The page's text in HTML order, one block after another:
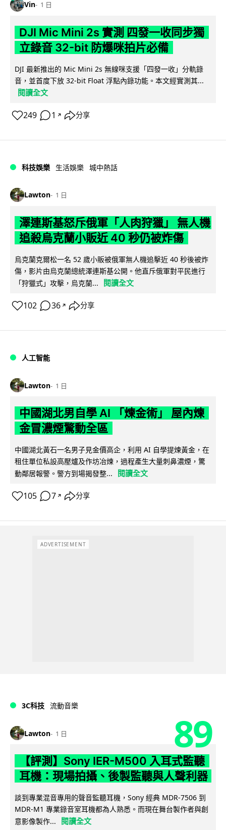
Vin 1 日
DJI Mic Mini 2s 實測 四發一收同步獨
立錄音 32-bit 防爆咪拍片必備
DJI 最新推出的 Mic Mini 2s 無線咪支援「四發一收」分軌錄
音，並首度下放 32-bit Float 浮點內錄功能。本文經實測其...
閱讀全文
249 1 ↗ 分享
科技娛樂 生活娛樂 城中熱話
Lawton 1 日
澤連斯基怒斥俄軍「人肉狩獵」 無人機
追殺烏克蘭小販近 40 秒仍被炸傷
烏克蘭克爾松一名 52 歲小販被俄軍無人機追擊近 40 秒後被炸
傷，影片由烏克蘭總統澤連斯基公開。他直斥俄軍對平民進行
「狩獵式」攻擊，烏克蘭...
閱讀全文
102 36 ↗ 分享
人工智能
Lawton 1 日
中國湖北男自學 AI 「煉金術」 屋內煉
金冒濃煙驚動全區
中國湖北黃石一名男子見金價高企，利用 AI 自學提煉黃金，在
租住單位私設高壓爐及作坊冶煉，過程產生大量刺鼻濃煙，驚
動鄰居報警。警方到場揭發整...
閱讀全文
105 7 ↗ 分享
ADVERTISEMENT
3C科技 流動音樂
Lawton 1 日 89
【評測】Sony IER-M500 入耳式監聽
耳機：現場拍攝、後製監聽與人聲利器
談到專業混音專用的聲音監聽耳機，Sony 經典 MDR-7506 到
MDR-M1 專業錄音室耳機都為人熟悉。而現在舞台製作者與創
意影像製作...
閱讀全文